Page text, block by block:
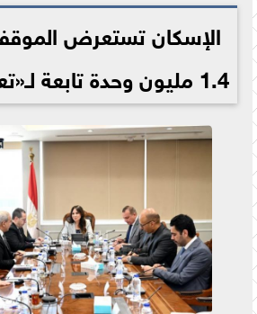
2026-05-11 13:55:44
الإسكان تستعرض
1.4 مليون وحدة تابعة لـ«تعاونيات البناء»